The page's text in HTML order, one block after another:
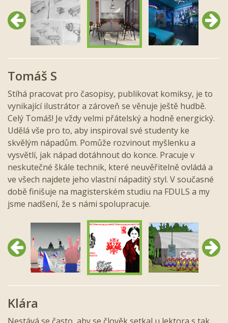
Předchozí Další
Tomáš S
Stíhá pracovat pro časopisy, publikovat komiksy, je to
vynikající ilustrátor a zároveň se věnuje ještě hudbě.
Celý Tomáš! Je vždy velmi přátelský a hodně energický.
Udělá vše pro to, aby inspiroval své studenty ke
skvělým nápadům. Pomůže rozvinout myšlenku a
vysvětlí, jak nápad dotáhnout do konce. Pracuje v
neskutečné škále technik, které neuvěřitelně ovládá a
ve všech najdete jeho vlastní nápaditý styl. V současné
době finišuje na magisterském studiu na FDULS a my
jsme nadšení, že s námi spolupracuje.
Předchozí Další
Klára